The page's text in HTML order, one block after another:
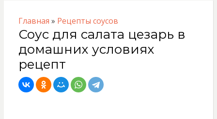
Главная » Рецепты соусов
Соус для салата цезарь в
домашних условиях
рецепт